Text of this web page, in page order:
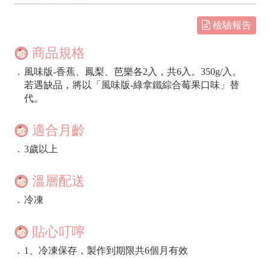
檢驗報告
商品規格
． 風味版-香蕉、鳳梨、芭樂各2入，共6入。350g/入。
若遇缺品，將以「風味版-綠拿鐵綜合莓果口味」替
代。
適合月齡
． 3歲以上
溫層配送
． 冷凍
貼心叮嚀
． 1、冷凍保存，製作到期限共6個月有效